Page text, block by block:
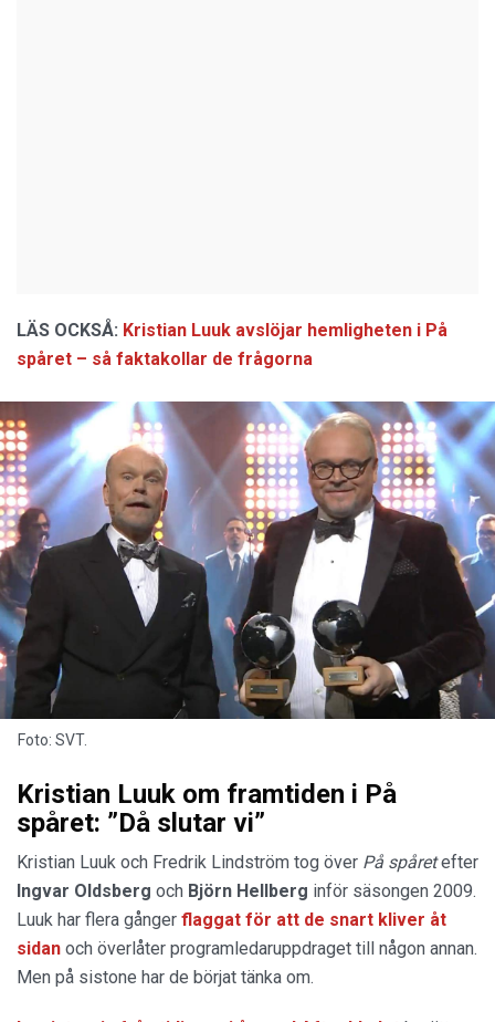
LÄS OCKSÅ: Kristian Luuk avslöjar hemligheten i På
spåret – så faktakollar de frågorna
Foto: SVT.
Kristian Luuk om framtiden i På
spåret: ”Då slutar vi”
Kristian Luuk och Fredrik Lindström tog över På spåretefter
Ingvar Oldsberg och Björn Hellberg inför säsongen 2009.
Luuk har flera gånger flaggat för att de snart kliver åt
sidan och överlåter programledaruppdraget till någon annan.
Men på sistone har de börjat tänka om.